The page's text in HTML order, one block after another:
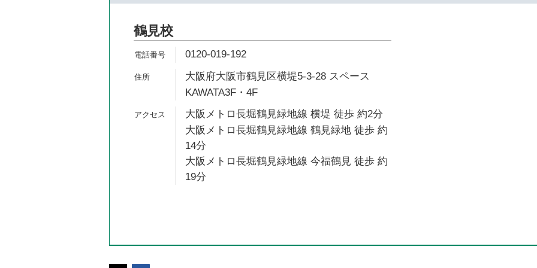
鶴見校
0120-019-192
大阪府大阪市鶴見区横堤5-3-28 スペース
KAWATA3F・4F
大阪メトロ長堀鶴見緑地線 横堤 徒歩 約2分
大阪メトロ長堀鶴見緑地線 鶴見緑地 徒歩 約
14分
大阪メトロ長堀鶴見緑地線 今福鶴見 徒歩 約
19分